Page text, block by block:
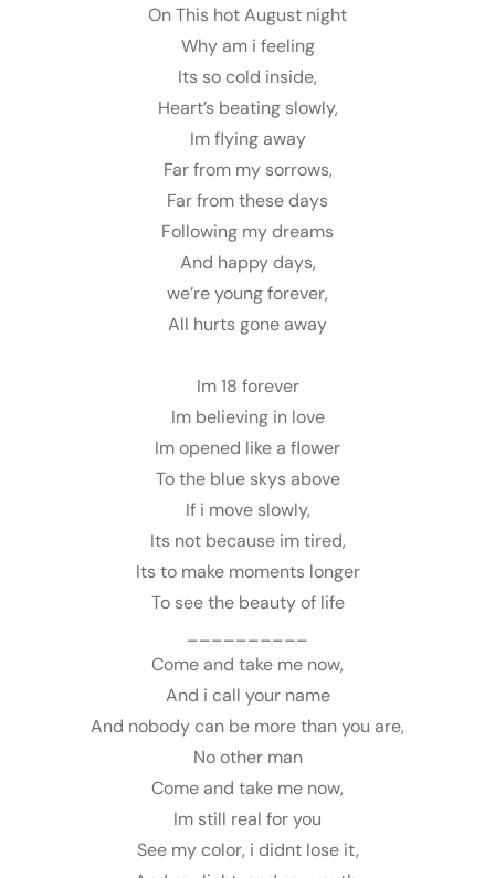
On This hot August night
Why am i feeling
Its so cold inside,
Heart’s beating slowly,
Im flying away
Far from my sorrows,
Far from these days
Following my dreams
And happy days,
we’re young forever,
All hurts gone away
Im 18 forever
Im believing in love
Im opened like a flower
To the blue skys above
If i move slowly,
Its not because im tired,
Its to make moments longer
To see the beauty of life
__________
Come and take me now,
And i call your name
And nobody can be more than you are,
No other man
Come and take me now,
Im still real for you
See my color, i didnt lose it,